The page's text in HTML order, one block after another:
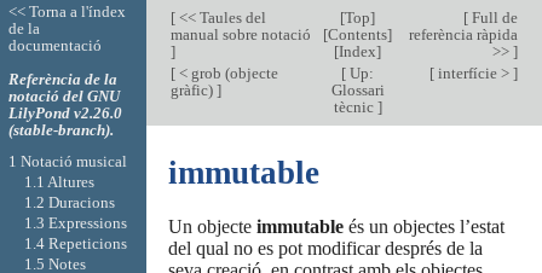
[<< Taules del
manual sobre notació
]
[Top]
[Contents]
[Index]
[Full de
referència ràpida
>> ]
[< grob (objecte
gràfic) ]
[ Up:
Glossari
tècnic ]
[interfície > ]
immutable
Un objecte immutableés un objectes l’estat
del qual no es pot modificar després de la
<< Torna a l'índex
de la
documentació
Referència de la
notació del GNU
LilyPond v2.26.0
(stable-branch).
1 Notació musical
1.1 Altures
1.2 Duracions
1.3 Expressions
1.4 Repeticions
1.5 Notes